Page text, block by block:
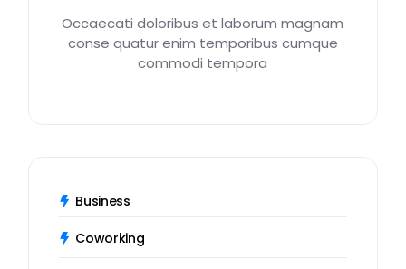
Occaecati doloribus et laborum magnam
conse quatur enim temporibus cumque
commodi tempora
Business
Coworking